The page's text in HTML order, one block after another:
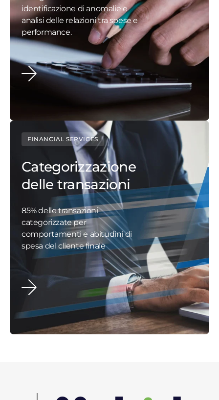
identificazione di anomalie e
analisi delle relazioni tra spese e
performance.
FINANCIAL SERVICES
Categorizzazione
delle transazioni
85% delle transazioni
categorizzate per
comportamenti e abitudini di
spesa del cliente finale